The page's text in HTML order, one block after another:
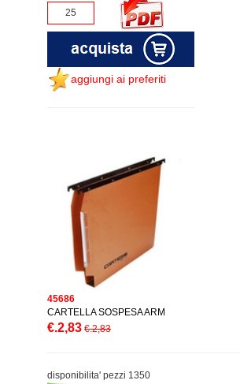
aggiungi ai preferiti
45686
CARTELLA SOSPESA ARM
€.2,83 €.2,83
disponibilita' pezzi 1350